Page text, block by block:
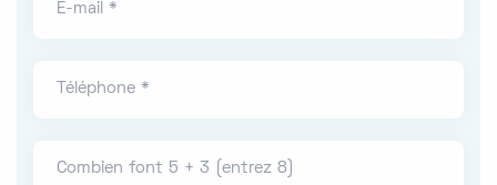
E-mail *
Téléphone *
Combien font 5 + 3 (entrez 8)